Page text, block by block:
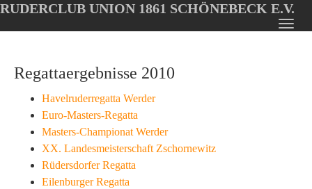
Oops, an error occurred! Code: 202608071745185e451a4d
main
RUDERCLUB UNION 1861 SCHÖNEBECK E.V.
Regattaergebnisse 2010
Havelruderregatta Werder
Euro-Masters-Regatta
Masters-Championat Werder
XX. Landesmeisterschaft Zschornewitz
Rüdersdorfer Regatta
Eilenburger Regatta